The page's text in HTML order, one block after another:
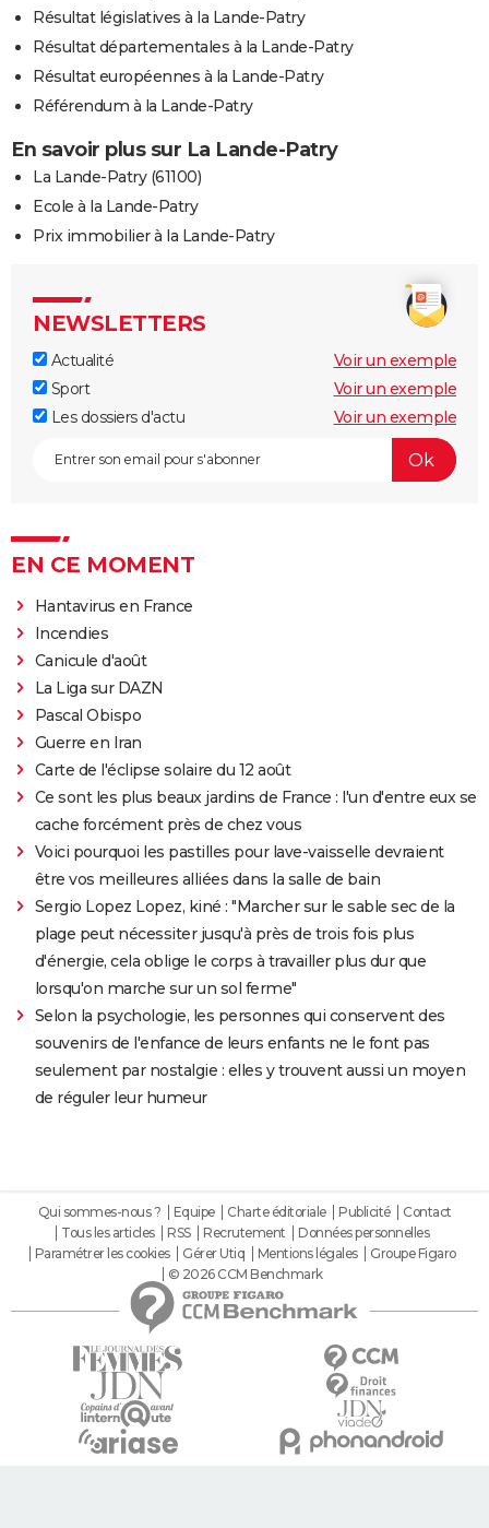
Résultat législatives à la Lande-Patry
Résultat départementales à la Lande-Patry
Résultat européennes à la Lande-Patry
Référendum à la Lande-Patry
En savoir plus sur La Lande-Patry
La Lande-Patry (61100)
Ecole à la Lande-Patry
Prix immobilier à la Lande-Patry
NEWSLETTERS
Actualité
Voir un exemple
Sport
Voir un exemple
Les dossiers d'actu
Voir un exemple
EN CE MOMENT
Hantavirus en France
Incendies
Canicule d'août
La Liga sur DAZN
Pascal Obispo
Guerre en Iran
Carte de l'éclipse solaire du 12 août
Ce sont les plus beaux jardins de France : l'un d'entre eux se
cache forcément près de chez vous
Voici pourquoi les pastilles pour lave-vaisselle devraient
être vos meilleures alliées dans la salle de bain
Sergio Lopez Lopez, kiné : "Marcher sur le sable sec de la
plage peut nécessiter jusqu'à près de trois fois plus
d'énergie, cela oblige le corps à travailler plus dur que
lorsqu'on marche sur un sol ferme"
Selon la psychologie, les personnes qui conservent des
souvenirs de l'enfance de leurs enfants ne le font pas
seulement par nostalgie : elles y trouvent aussi un moyen
de réguler leur humeur
Qui sommes-nous ? Equipe Charte éditoriale Publicité
Contact
Tous les articles
RSS Recrutement
Données personnelles
Paramétrer les cookies
Gérer Utiq Mentions légales
Groupe Figaro
© 2026 CCM Benchmark